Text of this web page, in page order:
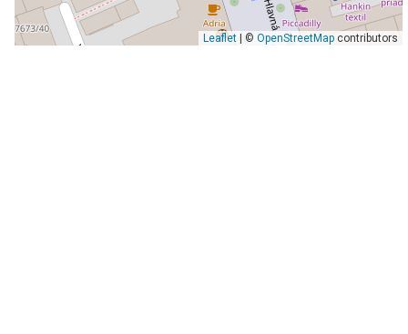
Leaflet| © OpenStreetMapcontributors